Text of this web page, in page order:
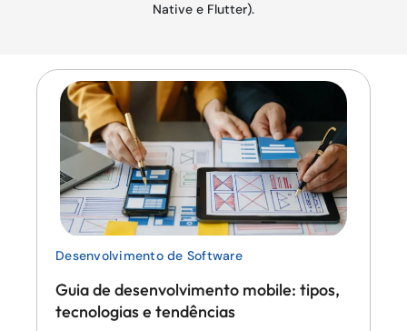
Native e Flutter).
Desenvolvimento de Software
Guia de desenvolvimento mobile: tipos,
tecnologias e tendências